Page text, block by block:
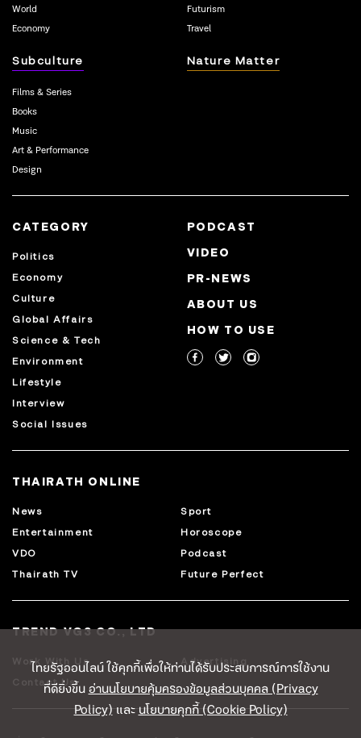
ไทยรัฐออนไลน์ ใช้คุกกี้เพื่อให้ท่านได้รับประสบการณ์การใช้งาน
ที่ดียิ่งขึ้นอ่านนโยบายคุ้มครองข้อมูลส่วนบุคคล (Privacy
Policy)และนโยบายคุกกี้ (Cookie Policy)
World
Economy
Futurism
Travel
Subculture
Films & Series
Books
Music
Art & Performance
Design
Nature Matter
CATEGORY
Politics
Economy
Culture
Global Affairs
Science & Tech
Environment
Lifestyle
Interview
Social Issues
PODCAST
VIDEO
PR-NEWS
ABOUT US
HOW TO USE
THAIRATH ONLINE
News
Sport
Entertainment
Horoscope
VDO
Podcast
Thairath TV
Future Perfect
TREND VG3 CO., LTD
Work With Us
Advertising
Contact Us